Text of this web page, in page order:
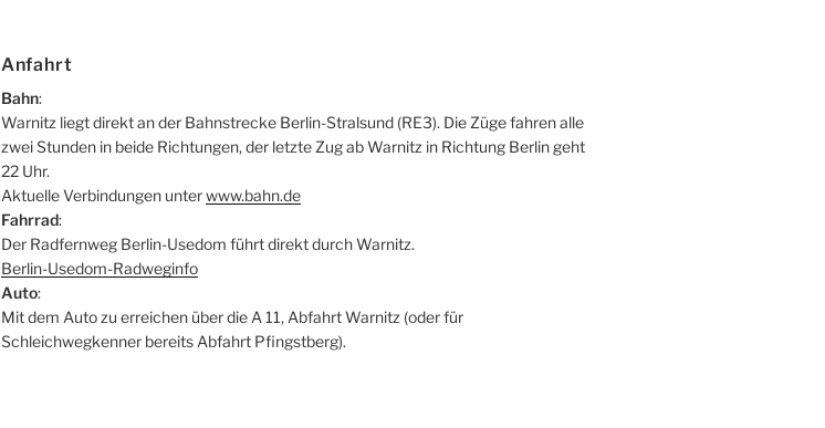
Anfahrt
Bahn:
Warnitz liegt direkt an der Bahnstrecke Berlin-Stralsund (RE3). Die Züge fahren alle
zwei Stunden in beide Richtungen, der letzte Zug ab Warnitz in Richtung Berlin geht
22 Uhr.
Aktuelle Verbindungen unterwww.bahn.de
Fahrrad:
Der Radfernweg Berlin-Usedom führt direkt durch Warnitz.
Berlin-Usedom-Radweginfo
Auto:
Mit dem Auto zu erreichen über die A 11, Abfahrt Warnitz (oder für
Schleichwegkenner bereits Abfahrt Pfingstberg).